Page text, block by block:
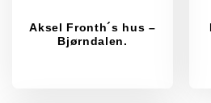
Aksel Fronth´s hus –
Bjørndalen.